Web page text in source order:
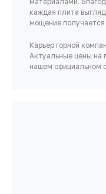
каждая плита
мощение
Карьер горной
Актуальные цены на
нашем официальном